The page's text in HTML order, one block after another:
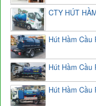
CTY HÚT
Hút Hầm Cầu
Hút Hầm Cầu
Hút Hầm Cầu